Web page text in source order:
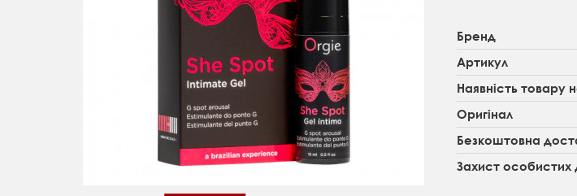
Бренд
Артикул
Наявність товару
Оригінал
Безкоштовна
Захист особистих